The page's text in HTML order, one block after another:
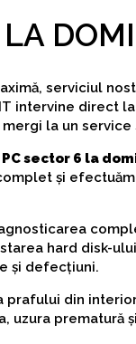
serviciul
intervine direct
la un
sector 6 la
și
hard disk-ului
și defecțiuni.
prafului din
uzura